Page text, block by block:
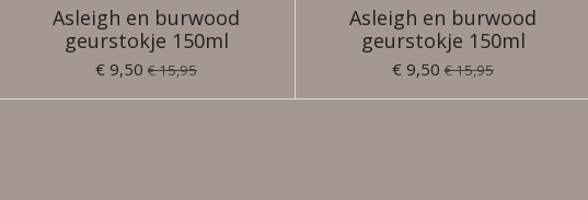
Asleigh en burwood
geurstokje 150ml
€ 9,50 € 15,95
Asleigh en burwood
geurstokje 150ml
€ 9,50 € 15,95